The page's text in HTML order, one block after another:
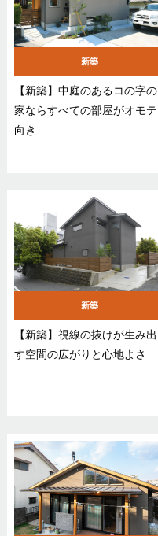
新築
【新築】中庭のあるコの字の
家ならすべての部屋がオモテ
向き
新築
【新築】視線の抜けが生み出
す空間の広がりと心地よさ